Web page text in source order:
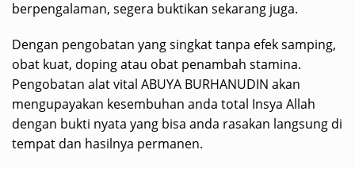
berpengalaman, segera buktikan sekarang juga.
Dengan pengobatan yang singkat tanpa efek samping,
obat kuat, doping atau obat penambah stamina.
Pengobatan alat vital ABUYA BURHANUDIN akan
mengupayakan kesembuhan anda total Insya Allah
dengan bukti nyata yang bisa anda rasakan langsung di
tempat dan hasilnya permanen.